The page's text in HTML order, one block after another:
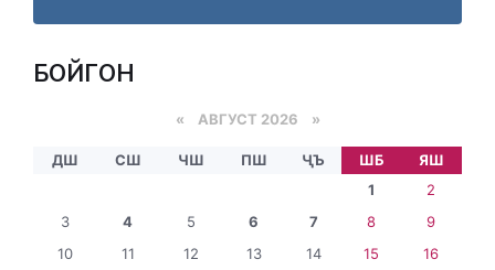
БОЙГОНӢ
« АВГУСТ 2026 »
ДШ СШ ЧШ ПШ ҶЪ ШБ
ЯШ
1
2
3
4 5 6 7 8
9
10
11 12 13 14 15
16